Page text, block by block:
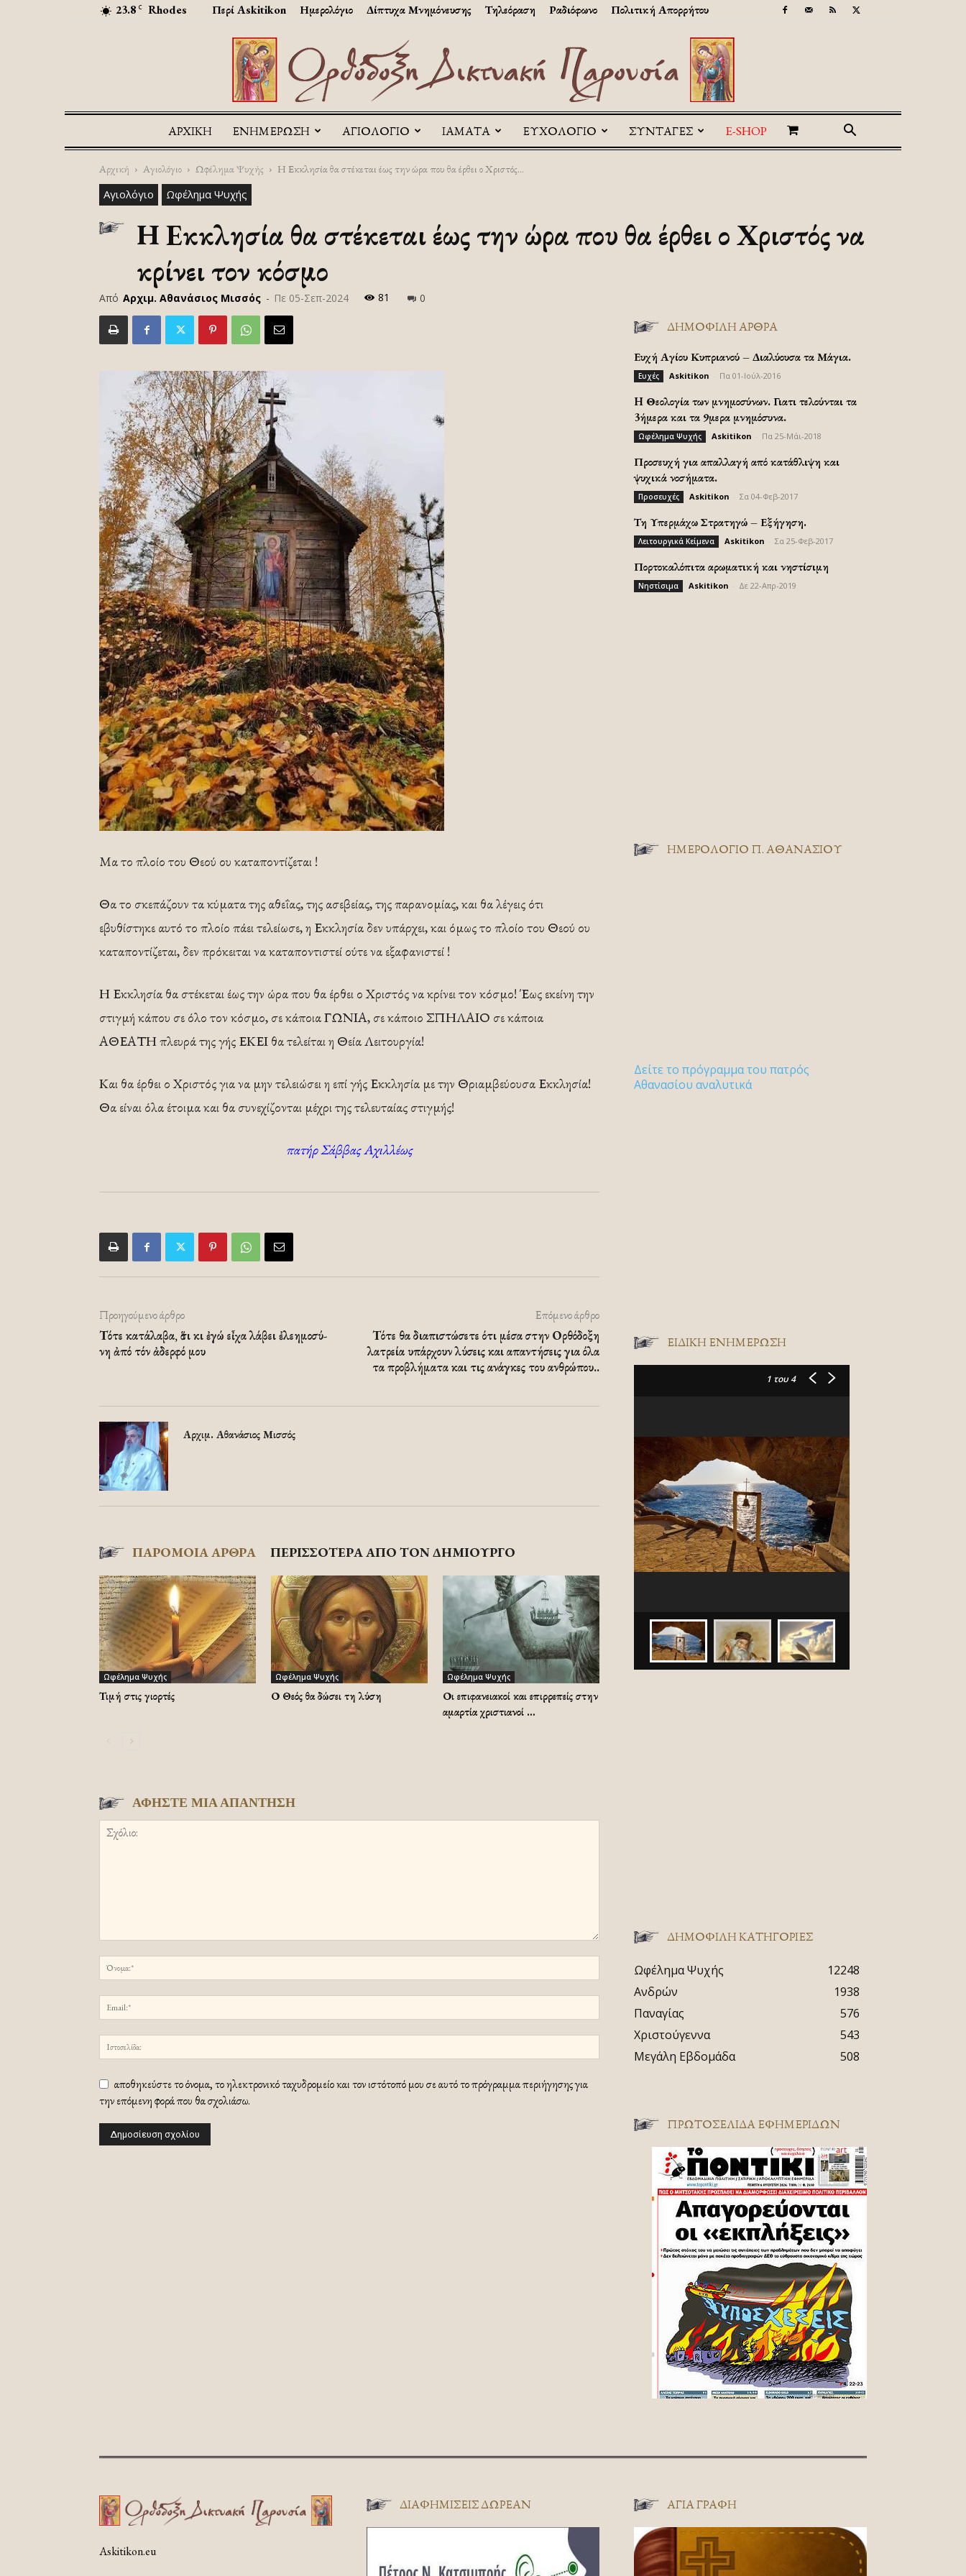
23.8 C Rhodes Περί Askitikon Ημερολόγιο Δίπτυχα Μνημόνευσης Τηλεόραση Ραδιόφωνο Πολιτική Απορρήτου
Askitikon
ΑΡΧΙΚΉ ΕΝΗΜΕΡΩΣΗ ΑΓΙΟΛΟΓΙΟ ΙΑΜΑΤΑ ΕΥΧΟΛΟΓΙΟ ΣΥΝΤΑΓΕΣ E-SHOP
Αρχική Αγιολόγιο Ωφέλημα Ψυχής Η Εκκλησία θα στέκεται έως την ώρα που θα έρθει ο Χριστός...
Αγιολόγιο Ωφέλημα Ψυχής
Η Εκκλησία θα στέκεται έως την ώρα που θα έρθει ο Χριστός να
κρίνει τον κόσμο
Από Αρχιμ. Αθανάσιος Μισσός - Πε 05-Σεπ-2024 81 0
Μα το πλοίο του Θεού ου καταποντίζεται !
Θα το σκεπάζουν τα κύματα της αθεΐας, της ασεβείας, της παρανομίας, και θα λέγεις ότι
εβυθίστηκε αυτό το πλοίο πάει τελείωσε, η Εκκλησία δεν υπάρχει, και όμως το πλοίο του Θεού ου
καταποντίζεται, δεν πρόκειται να καταποντιστεί ούτε να εξαφανιστεί !
Η Εκκλησία θα στέκεται έως την ώρα που θα έρθει ο Χριστός να κρίνει τον κόσμο! Έως εκείνη την
στιγμή κάπου σε όλο τον κόσμο, σε κάποια ΓΩΝΙΑ, σε κάποιο ΣΠΗΛΑΙΟ σε κάποια
ΑΘΕΑΤΗ πλευρά της γής ΕΚΕΙ θα τελείται η Θεία Λειτουργία!
Και θα έρθει ο Χριστός για να μην τελειώσει η επί γής Εκκλησία με την Θριαμβεύουσα Εκκλησία!
Θα είναι όλα έτοιμα και θα συνεχίζονται μέχρι της τελευταίας στιγμής!
πατήρ Σάββας Αχιλλέως
Προηγούμενο άρθρο
Τό­τε κα­τά­λα­βα, ὅ­τι κι ἐ­γώ εἶ­χα λά­βει ἐ­λε­η­μο­σύ­
νη ἀ­πό τόν ἀ­δερ­φό μου
Επόμενο άρθρο
Τότε θα διαπιστώσετε ότι μέσα στην Ορθόδοξη
λατρεία υπάρχουν λύσεις και απαντήσεις για όλα
τα προβλήματα και τις ανάγκες του ανθρώπου..
Αρχιμ. Αθανάσιος Μισσός
ΠΑΡΟΜΟΙΑ ΑΡΘΡΑ ΠΕΡΙΣΣΟΤΕΡΑ ΑΠΟ ΤΟΝ ΔΗΜΙΟΥΡΓΟ
Ωφέλημα Ψυχής
Τιμή στις γιορτές
Ωφέλημα Ψυχής
Ο Θεός θα δώσει τη λύση
Ωφέλημα Ψυχής
Οι επιφανειακοί και επιρρεπείς στην
αμαρτία χριστιανοί …
ΑΦΗΣΤΕ ΜΙΑ ΑΠΑΝΤΗΣΗ
αποθηκεύστε το όνομα, το ηλεκτρονικό ταχυδρομείο και τον ιστότοπό μου σε αυτό το πρόγραμμα περιήγησης για
την επόμενη φορά που θα σχολιάσω.
ΔΗΜΟΦΙΛΗ ΑΡΘΡΑ
Ευχή Αγίου Κυπριανού – Διαλύουσα τα Μάγια.
Ευχές Askitikon Πα 01-Ιούλ-2016
H Θεολογία των μνημοσύνων. Γιατι τελούνται τα
3ήμερα και τα 9μερα μνημόσυνα.
Ωφέλημα Ψυχής Askitikon Πα 25-Μάι-2018
Προσευχή για απαλλαγή από κατάθλιψη και
ψυχικά νοσήματα.
Προσευχές Askitikon Σα 04-Φεβ-2017
Τη Υπερμάχω Στρατηγώ – Εξήγηση.
Λειτουργικά Κείμενα Askitikon Σα 25-Φεβ-2017
Πορτοκαλόπιτα αρωματική και νηστίσιμη
Νηστίσιμα Askitikon Δε 22-Απρ-2019
ΗΜΕΡΟΛΟΓΙΟ Π. ΑΘΑΝΑΣΙΟΥ
Δείτε το πρόγραμμα του πατρός
Αθανασίου αναλυτικά
ΕΙΔΙΚΉ ΕΝΗΜΈΡΩΣΗ
1 του 4
ΔΗΜΟΦΙΛΗ ΚΑΤΗΓΟΡΙΕΣ
Ωφέλημα Ψυχής
12248
Ανδρών
1938
Παναγίας
576
Χριστούγεννα
543
Μεγάλη Εβδομάδα
508
ΠΡΩΤΟΣΈΛΙΔΑ ΕΦΗΜΕΡΊΔΩΝ
Askitikon.eu
ΔΙΑΦΗΜΊΣΕΙΣ ΔΩΡΕΆΝ ΑΓΊΑ ΓΡΑΦΉ